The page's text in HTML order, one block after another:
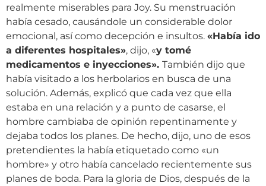
realmente miserables para Joy. Su menstruación
había cesado, causándole un considerable dolor
emocional, así como decepción e insultos. «Había ido
a diferentes hospitales», dijo, «y tomé
medicamentos e inyecciones». También dijo que
había visitado a los herbolarios en busca de una
solución. Además, explicó que cada vez que ella
estaba en una relación y a punto de casarse, el
hombre cambiaba de opinión repentinamente y
dejaba todos los planes. De hecho, dijo, uno de esos
pretendientes la había etiquetado como «un
hombre» y otro había cancelado recientemente sus
planes de boda. Para la gloria de Dios, después de la